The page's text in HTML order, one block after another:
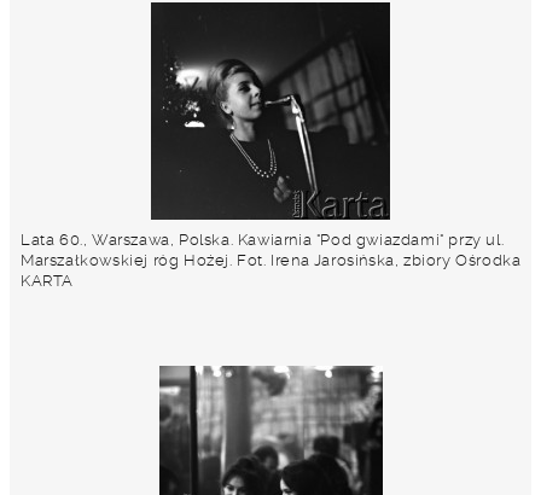
Lata 60., Warszawa, Polska. Kawiarnia "Pod gwiazdami" przy ul.
Marszałkowskiej róg Hożej. Fot. Irena Jarosińska, zbiory Ośrodka
KARTA